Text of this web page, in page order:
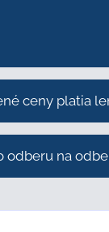
ceny platia
na